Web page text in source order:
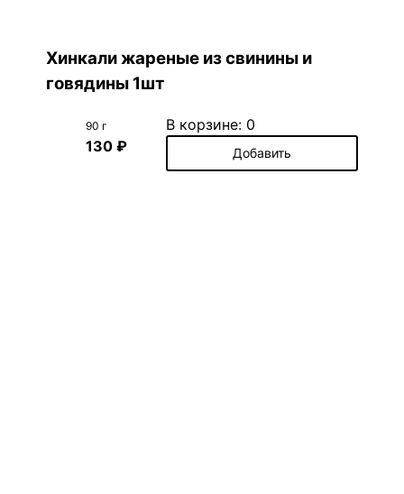
Хинкали жареные из свинины и
говядины 1шт
90 г
130 ₽
В корзине: 0
Добавить